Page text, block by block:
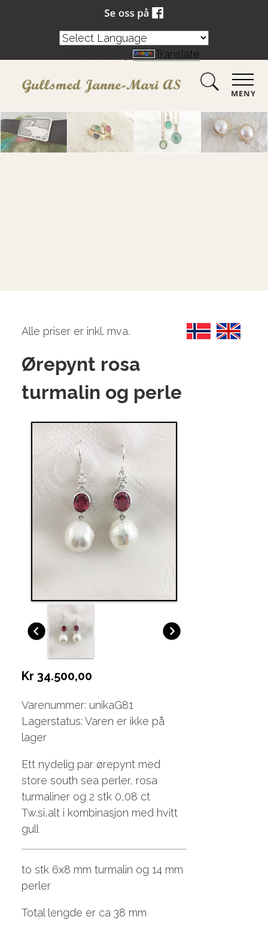
MENY
Alle priser er inkl. mva.
Ørepynt rosa
turmalin og perle
Kr 34.500,00
Varenummer: unikaG81
Lagerstatus: Varen er ikke på
lager
Ett nydelig par ørepynt med
store south sea perler, rosa
turmaliner og 2 stk 0,08 ct
Tw.si,alt i kombinasjon med hvitt
gull
to stk 6x8 mm turmalin og 14 mm
perler
Total lengde er ca 38 mm
Translate